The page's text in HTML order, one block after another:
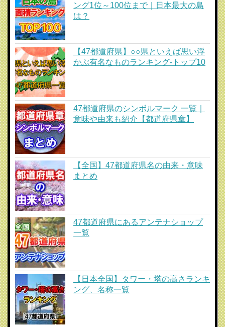
ング1位～100位まで｜日本最大の島
は？
【47都道府県】○○県といえば思い浮
かぶ有名なものランキング-トップ10
47都道府県のシンボルマーク 一覧｜
意味や由来も紹介【都道府県章】
【全国】47都道府県名の由来・意味
まとめ
47都道府県にあるアンテナショップ
一覧
【日本全国】タワー・塔の高さランキ
ング、名称一覧